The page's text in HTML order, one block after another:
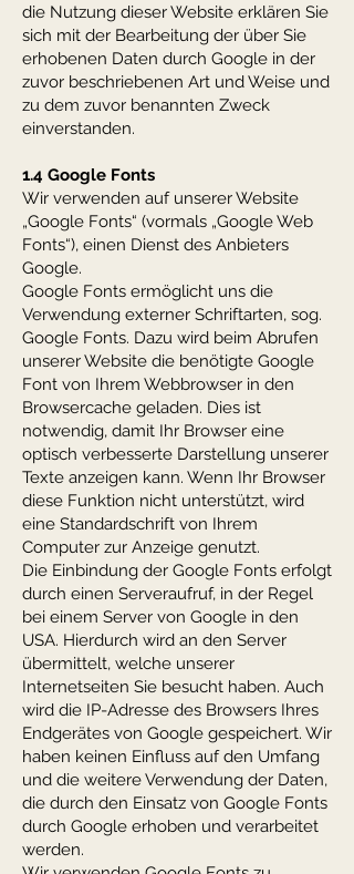
die Nutzung dieser Website erklären Sie
sich mit der Bearbeitung der über Sie
erhobenen Daten durch Google in der
zuvor beschriebenen Art und Weise und
zu dem zuvor benannten Zweck
einverstanden.
1.4 Google Fonts
Wir verwenden auf unserer Website
„Google Fonts“ (vormals „Google Web
Fonts“), einen Dienst des Anbieters
Google.
Google Fonts ermöglicht uns die
Verwendung externer Schriftarten, sog.
Google Fonts. Dazu wird beim Abrufen
unserer Website die benötigte Google
Font von Ihrem Webbrowser in den
Browsercache geladen. Dies ist
notwendig, damit Ihr Browser eine
optisch verbesserte Darstellung unserer
Texte anzeigen kann. Wenn Ihr Browser
diese Funktion nicht unterstützt, wird
eine Standardschrift von Ihrem
Computer zur Anzeige genutzt.
Die Einbindung der Google Fonts erfolgt
durch einen Serveraufruf, in der Regel
bei einem Server von Google in den
USA. Hierdurch wird an den Server
übermittelt, welche unserer
Internetseiten Sie besucht haben. Auch
wird die IP-Adresse des Browsers Ihres
Endgerätes von Google gespeichert. Wir
haben keinen Einfluss auf den Umfang
und die weitere Verwendung der Daten,
die durch den Einsatz von Google Fonts
durch Google erhoben und verarbeitet
werden.